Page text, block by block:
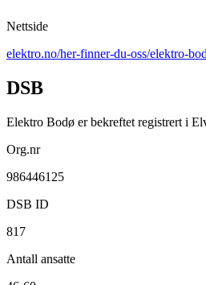
Nettside
elektro.no/her-finner-du-oss/elektro-
DSB
Elektro Bodø er bekreftet registrert i
Org.nr
986446125
DSB ID
817
Antall ansatte